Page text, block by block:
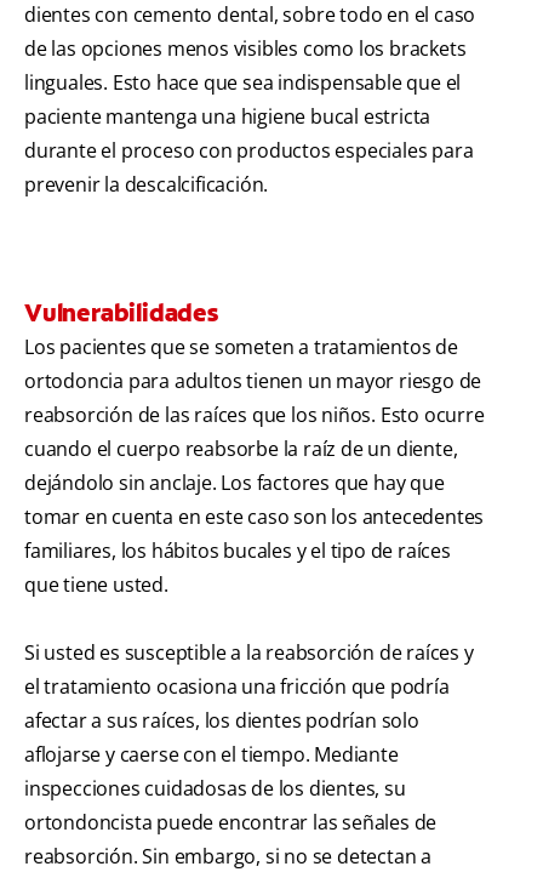
dientes con cemento dental, sobre todo en el caso
de las opciones menos visibles como los brackets
linguales. Esto hace que sea indispensable que el
paciente mantenga una higiene bucal estricta
durante el proceso con productos especiales para
prevenir la descalcificación.
Vulnerabilidades
Los pacientes que se someten a tratamientos de
ortodoncia para adultos tienen un mayor riesgo de
reabsorción de las raíces que los niños. Esto ocurre
cuando el cuerpo reabsorbe la raíz de un diente,
dejándolo sin anclaje. Los factores que hay que
tomar en cuenta en este caso son los antecedentes
familiares, los hábitos bucales y el tipo de raíces
que tiene usted.
Si usted es susceptible a la reabsorción de raíces y
el tratamiento ocasiona una fricción que podría
afectar a sus raíces, los dientes podrían solo
aflojarse y caerse con el tiempo. Mediante
inspecciones cuidadosas de los dientes, su
ortondoncista puede encontrar las señales de
reabsorción. Sin embargo, si no se detectan a